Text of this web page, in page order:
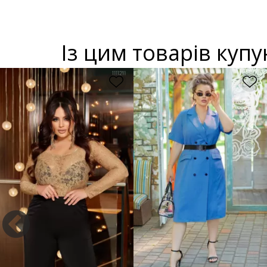
Із цим товарів